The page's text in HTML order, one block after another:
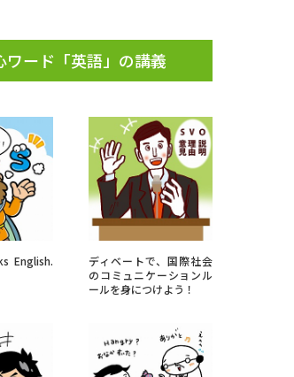
ワード「英語」の講義
English.
ディベートで、国際社会
のコミュニケーションル
ールを身につけよう！